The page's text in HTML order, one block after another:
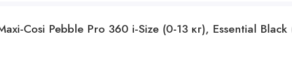
Cosi Pebble Pro 360 i-Size (0-13 кг), Essential